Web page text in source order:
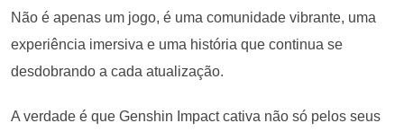
Não é apenas um jogo, é uma comunidade vibrante, uma
experiência imersiva e uma história que continua se
desdobrando a cada atualização.
A verdade é que Genshin Impact cativa não só pelos seus